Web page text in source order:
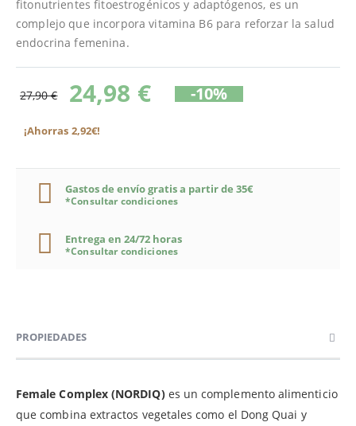
fitonutrientes fitoestrogénicos y adaptógenos, es un
complejo que incorpora vitamina B6 para reforzar la salud
endocrina femenina.
27,90 € 24,98 € -10%
¡Ahorras 2,92€!
Gastos de envío gratis a partir de 35€
*Consultar condiciones
Entrega en 24/72 horas
*Consultar condiciones
PROPIEDADES
Female Complex (NORDIQ) es un complemento alimenticio
que combina extractos vegetales como el Dong Quai y